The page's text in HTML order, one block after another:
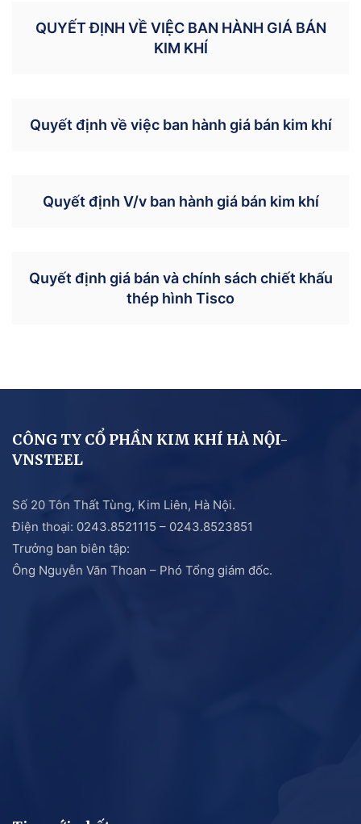
QUYẾT ĐỊNH VỀ VIỆC BAN HÀNH GIÁ BÁN
KIM KHÍ
Quyết định về việc ban hành giá bán kim khí
Quyết định V/v ban hành giá bán kim khí
Quyết định giá bán và chính sách chiết khấu
thép hình Tisco
CÔNG TY CỔ PHẦN KIM KHÍ HÀ NỘI-
VNSTEEL
Số 20 Tôn Thất Tùng, Kim Liên, Hà Nội.
Điện thoại: 0243.8521115 – 0243.8523851
Trưởng ban biên tập:
Ông Nguyễn Văn Thoan – Phó Tổng giám đốc.